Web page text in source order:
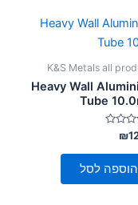
K&S Metals all
Heavy Wall
Tube
₪
הוספה לסל